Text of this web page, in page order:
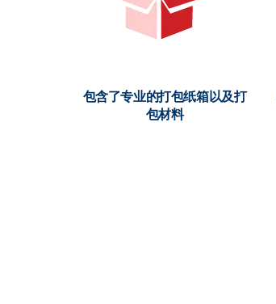
包含了专业的打包纸箱以及打
包材料